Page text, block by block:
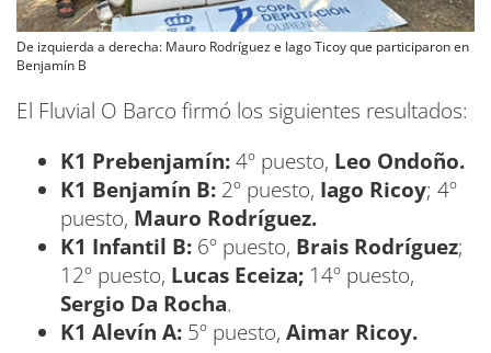
De izquierda a derecha: Mauro Rodríguez e Iago Ticoy que participaron en
Benjamín B
El Fluvial O Barco firmó los siguientes resultados:
K1 Prebenjamín:4º puesto, Leo Ondoño.
K1 Benjamín B: 2º puesto, Iago Ricoy; 4º
puesto, Mauro Rodríguez.
K1 Infantil B: 6º puesto, Brais Rodríguez;
12º puesto, Lucas Eceiza; 14º puesto,
Sergio Da Rocha.
K1 Alevín A: 5º puesto, Aimar Ricoy.